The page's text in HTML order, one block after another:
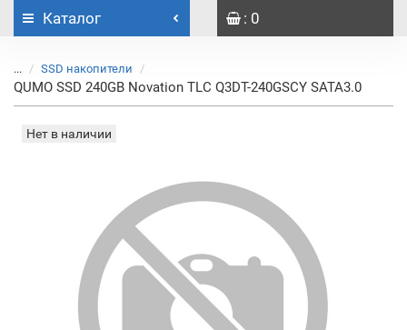
Каталог : 0
... SSD накопители
QUMO SSD 240GB Novation TLC Q3DT-240GSCY SATA3.0
Нет в наличии